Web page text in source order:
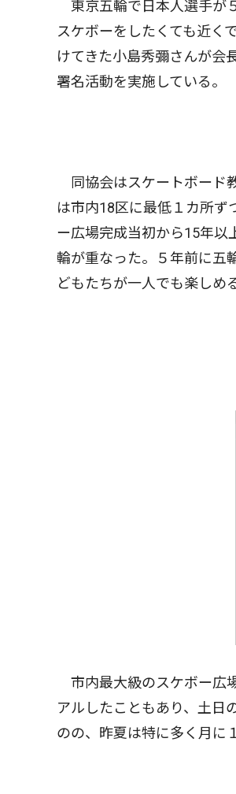
東京五輪で日本人選手が
スケボーをしたくても近く
けてきた小島秀彌さんが会
署名活動を実施している。
同協会はスケートボード
は市内18区に最低１カ所ず
ー広場完成当初から15年以
輪が重なった。５年前に五
どもたちが一人でも楽しめ
市内最大級のスケボー広
アルしたこともあり、土日
のの、昨夏は特に多く月に